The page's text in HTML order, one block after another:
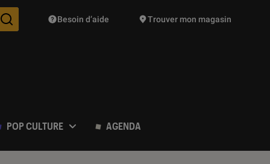
Des suggestions de produits vont vous être proposées
Besoin d’aide Trouver mon magasin
POP CULTURE AGENDA